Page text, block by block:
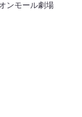
ンモール劇場